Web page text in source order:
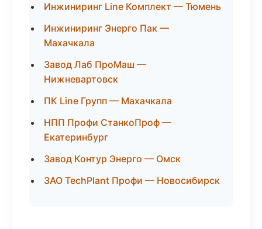
Инжиниринг Line Комплект — Тюмень
Инжиниринг Энерго Пак —
Махачкала
Завод Лаб ПроМаш —
Нижневартовск
ПК Line Групп — Махачкала
НПП Профи СтанкоПроф —
Екатеринбург
Завод Контур Энерго — Омск
ЗАО TechPlant Профи — Новосибирск